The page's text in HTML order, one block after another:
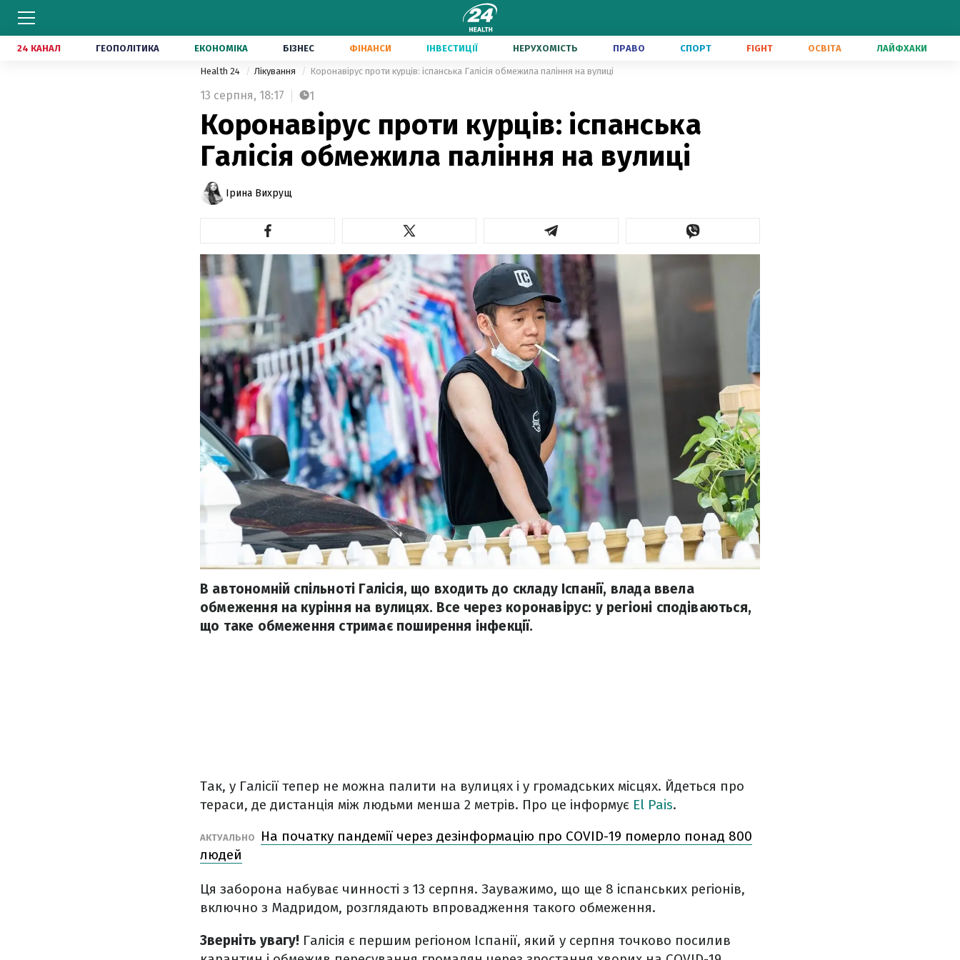
24 КАНАЛ ГЕОПОЛІТИКА ЕКОНОМІКА БІЗНЕС ФІНАНСИ ІНВЕСТИЦІЇ НЕРУХОМІСТЬ ПРАВО СПОРТ FIGHT ОСВІТА ЛАЙФХАКИ
Health 24 Лікування Коронавірус проти курців: іспанська Галісія обмежила паління на вулиці
13 серпня, 18:17 1
Коронавірус проти курців: іспанська
Галісія обмежила паління на вулиці
Ірина Вихрущ
В автономній спільноті Галісія, що входить до складу Іспанії, влада ввела
обмеження на куріння на вулицях. Все через коронавірус: у регіоні сподіваються,
що таке обмеження стримає поширення інфекції.
Так, у Галісії тепер не можна палити на вулицях і у громадських місцях. Йдеться про
тераси, де дистанція між людьми менша 2 метрів. Про це інформує El Pais.
АКТУАЛЬНО
На початку пандемії через дезінформацію про COVID-19 померло понад 800
людей
Ця заборона набуває чинності з 13 серпня. Зауважимо, що ще 8 іспанських регіонів,
включно з Мадридом, розглядають впровадження такого обмеження.
Зверніть увагу! Галісія є першим регіоном Іспанії, який у серпня точково посилив